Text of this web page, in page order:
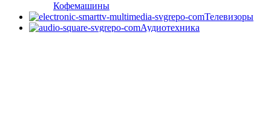
Кофемашины
Телевизоры
Аудиотехника